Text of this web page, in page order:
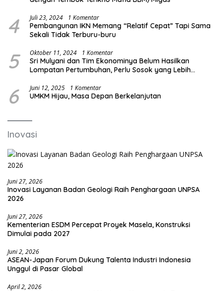
4 Juli 23, 2024 1 Komentar
Pembangunan IKN Memang “Relatif Cepat” Tapi Sama
Sekali Tidak Terburu-buru
5 Oktober 11, 2024 1 Komentar
Sri Mulyani dan Tim Ekonominya Belum Hasilkan
Lompatan Pertumbuhan, Perlu Sosok yang Lebih
6 Juni 12, 2025 1 Komentar
UMKM Hijau, Masa Depan Berkelanjutan
Inovasi
Juni 27, 2026
Inovasi Layanan Badan Geologi Raih Penghargaan UNPSA
2026
Juni 27, 2026
Kementerian ESDM Percepat Proyek Masela, Konstruksi
Dimulai pada 2027
Juni 2, 2026
ASEAN-Japan Forum Dukung Talenta Industri Indonesia
Unggul di Pasar Global
April 2, 2026